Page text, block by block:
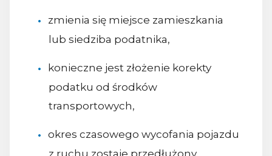
zmienia się miejsce zamieszkania
lub siedziba podatnika,
konieczne jest złożenie korekty
podatku od środków
transportowych,
okres czasowego wycofania pojazdu